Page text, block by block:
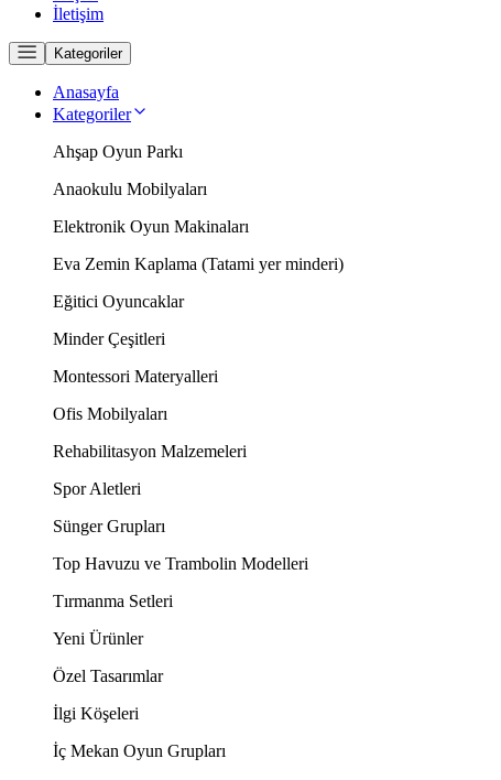
İletişim
Kategoriler
Anasayfa
Kategoriler
Ahşap Oyun Parkı
Anaokulu Mobilyaları
Elektronik Oyun Makinaları
Eva Zemin Kaplama (Tatami yer minderi)
Eğitici Oyuncaklar
Minder Çeşitleri
Montessori Materyalleri
Ofis Mobilyaları
Rehabilitasyon Malzemeleri
Spor Aletleri
Sünger Grupları
Top Havuzu ve Trambolin Modelleri
Tırmanma Setleri
Yeni Ürünler
Özel Tasarımlar
İlgi Köşeleri
İç Mekan Oyun Grupları